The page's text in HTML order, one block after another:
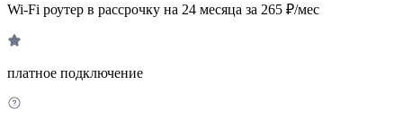
Wi-Fi роутер в рассрочку на 24 месяца за 265 ₽/мес
платное подключение